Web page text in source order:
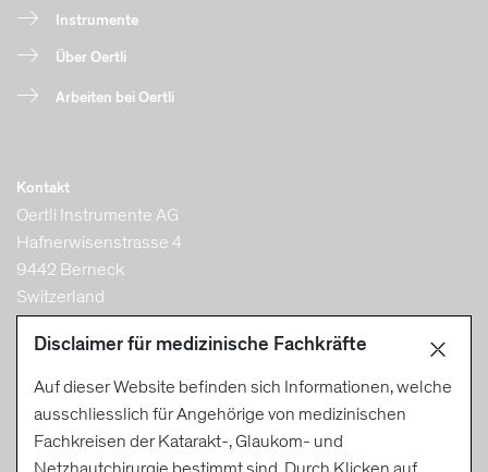
Instrumente
Über Oertli
Arbeiten bei Oertli
Kontakt
Oertli Instrumente AG
Hafnerwisenstrasse 4
9442 Berneck
Switzerland
T +41 71 747 42 00
info@oertli-instruments.com
Disclaimer für medizinische Fachkräfte
Auf dieser Website befinden sich Informationen, welche
ausschliesslich für Angehörige von medizinischen
Fachkreisen der Katarakt-, Glaukom- und